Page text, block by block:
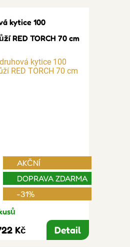
kytice 100
RED TORCH 70 cm
AKČNÍ
DOPRAVA ZDARMA
-31%
Kč Detail